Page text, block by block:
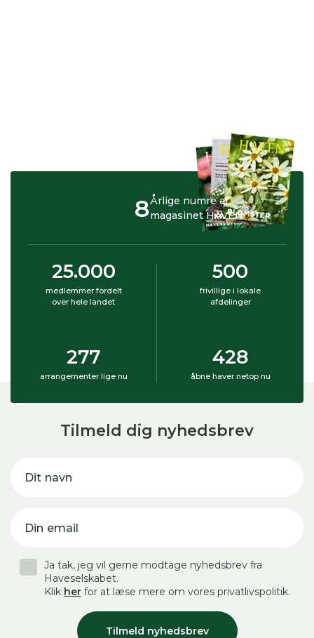
Årlige numre af
magasinet HAVEN
8
25.000
medlemmer fordelt
over hele landet
500
frivillige i lokale
afdelinger
277
arrangementer lige nu
428
åbne haver netop nu
Tilmeld dig nyhedsbrev
Dit navn
Din email
Tilmeld nyhedsbrev
Ja tak, jeg vil gerne modtage nyhedsbrev fra
Haveselskabet.
Klik her for at læse mere om vores privatlivspolitik.